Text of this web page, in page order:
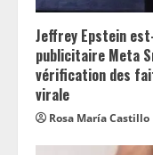
Jeffrey Epstein
publicitaire Meta
vérification des
virale
Rosa María Castillo